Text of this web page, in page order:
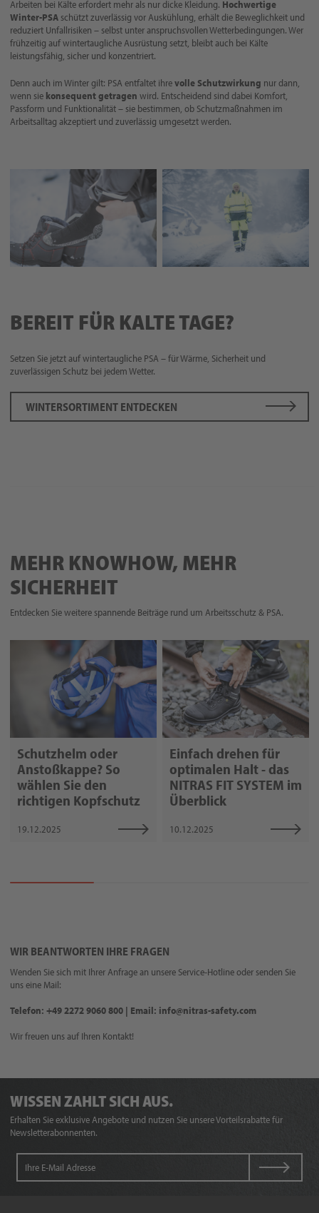
Arbeiten bei Kälte erfordert mehr als nur dicke Kleidung. Hochwertige
Winter-PSA schützt zuverlässig vor Auskühlung, erhält die Beweglichkeit und
reduziert Unfallrisiken – selbst unter anspruchsvollen Wetterbedingungen. Wer
frühzeitig auf wintertaugliche Ausrüstung setzt, bleibt auch bei Kälte
leistungsfähig, sicher und konzentriert.
Denn auch im Winter gilt: PSA entfaltet ihrevolle Schutzwirkung nur dann,
wenn sie konsequent getragen wird. Entscheidend sind dabei Komfort,
Passform und Funktionalität – sie bestimmen, ob Schutzmaßnahmen im
Arbeitsalltag akzeptiert und zuverlässig umgesetzt werden.
BEREIT FÜR KALTE TAGE?
Setzen Sie jetzt auf wintertaugliche PSA – für Wärme, Sicherheit und
zuverlässigen Schutz bei jedem Wetter.
WINTERSORTIMENT ENTDECKEN
MEHR KNOWHOW, MEHR
SICHERHEIT
Entdecken Sie weitere spannende Beiträge rund um Arbeitsschutz & PSA.
Schutzhelm oder
Anstoßkappe? So
wählen Sie den
richtigen Kopfschutz
19.12.2025
Einfach drehen für
optimalen Halt - das
NITRAS FIT SYSTEM im
Überblick
10.12.2025
WIR BEANTWORTEN IHRE FRAGEN
Wenden Sie sich mit Ihrer Anfrage an unsere Service-Hotline oder senden Sie
uns eine Mail:
Telefon: +49 2272 9060 800 | Email: info@nitras-safety.com
Wir freuen uns auf Ihren Kontakt!
WISSEN ZAHLT SICH AUS.
Erhalten Sie exklusive Angebote und nutzen Sie unsere Vorteilsrabatte für
Newsletterabonnenten.